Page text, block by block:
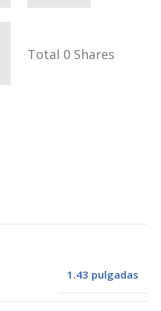
Total 0 Shares
1.43 pulgadas